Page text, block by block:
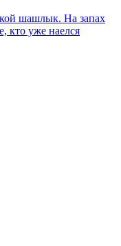
шашлык. На запах
кто уже наелся